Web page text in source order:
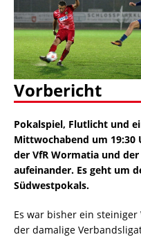
Vorbericht
Pokalspiel, Flutlicht und
Mittwochabend um 19:30
der VfR Wormatia und
aufeinander. Es geht um
Südwestpokals.
Es war bisher ein steiniger
der damalige